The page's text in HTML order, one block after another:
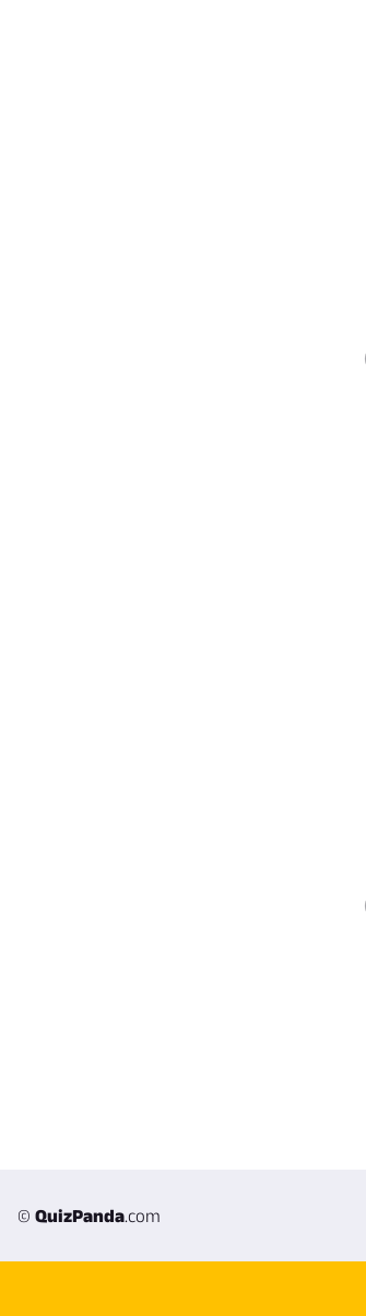
© QuizPanda.com